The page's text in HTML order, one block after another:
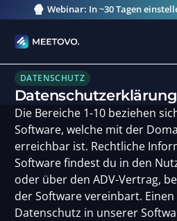
🍿 Webinar: In ~30 Tagen
DATENSCHUTZ
Datenschutz­­erklärung
Die Bereiche 1-10 beziehen
Software, welche mit der
erreichbar ist. Rechtliche
Software findest du in den
oder über den ADV-Vertrag,
der Software vereinbart.
Datenschutz in unserer